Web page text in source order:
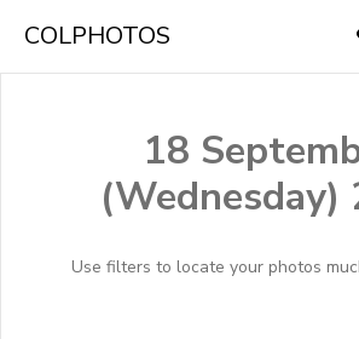
COLPHOTOS
18
(Wednesday)
Use filters to locate your photos